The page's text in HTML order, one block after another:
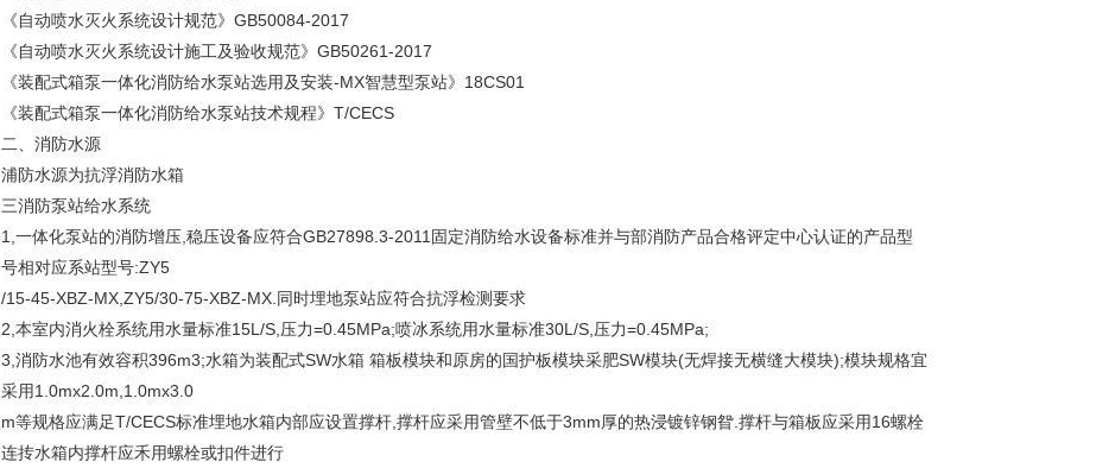
《自动喷水灭火系统设计规范》GB50084-2017
《自动喷水灭火系统设计施工及验收规范》GB50261-2017
《装配式箱泵一体化消防给水泵站选用及安装-MX智慧型泵站》18CS01
《装配式箱泵一体化消防给水泵站技术规程》T/CECS
二、消防水源
浦防水源为抗浮消防水箱
三消防泵站给水系统
1,一体化泵站的消防增压,稳压设备应符合GB27898.3-2011固定消防给水设备标准并与部消防产品合格评定中心认证的产品型
号相对应系站型号:ZY5
/15-45-XBZ-MX,ZY5/30-75-XBZ-MX.同时埋地泵站应符合抗浮检测要求
2,本室内消火栓系统用水量标准15L/S,压力=0.45MPa;喷冰系统用水量标准30L/S,压力=0.45MPa;
3,消防水池有效容积396m3;水箱为装配式SW水箱 箱板模块和原房的国护板模块采肥SW模块(无焊接无横缝大模块);模块规格宜
采用1.0mx2.0m,1.0mx3.0
m等规格应满足T/CECS标准埋地水箱内部应设置撑杆,撑杆应采用管壁不低于3mm厚的热浸镀锌钢眢.撑杆与箱板应采用16螺栓
连抟水箱内撑杆应禾用螺栓或扣件进行